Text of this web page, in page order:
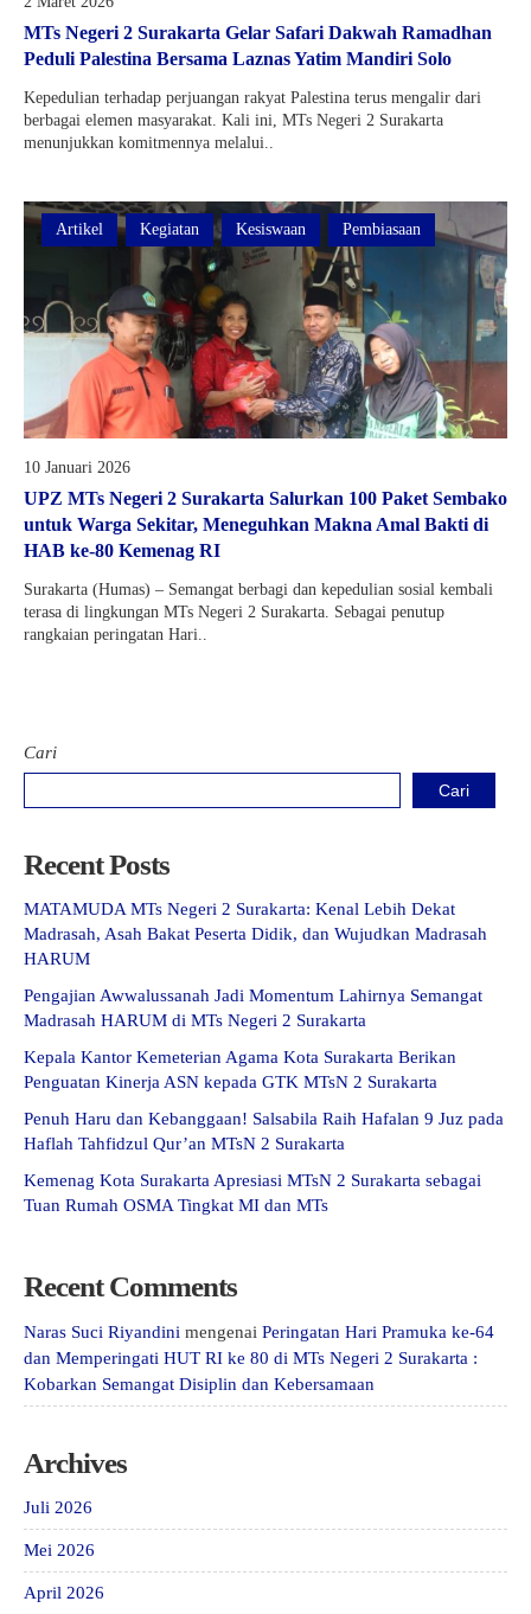
Kartu Tes PMBM
MTs Negeri 2 Surakarta Gelar Safari Dakwah Ramadhan
Peduli Palestina Bersama Laznas Yatim Mandiri Solo
Kepedulian terhadap perjuangan rakyat Palestina terus mengalir dari
berbagai elemen masyarakat. Kali ini, MTs Negeri 2 Surakarta
menunjukkan komitmennya melalui..
Artikel Kegiatan Kesiswaan Pembiasaan
10 Januari 2026
UPZ MTs Negeri 2 Surakarta Salurkan 100 Paket Sembako
untuk Warga Sekitar, Meneguhkan Makna Amal Bakti di
HAB ke-80 Kemenag RI
Surakarta (Humas) – Semangat berbagi dan kepedulian sosial kembali
terasa di lingkungan MTs Negeri 2 Surakarta. Sebagai penutup
rangkaian peringatan Hari..
Cari
Cari
Recent Posts
MATAMUDA MTs Negeri 2 Surakarta: Kenal Lebih Dekat
Madrasah, Asah Bakat Peserta Didik, dan Wujudkan Madrasah
HARUM
Pengajian Awwalussanah Jadi Momentum Lahirnya Semangat
Madrasah HARUM di MTs Negeri 2 Surakarta
Kepala Kantor Kemeterian Agama Kota Surakarta Berikan
Penguatan Kinerja ASN kepada GTK MTsN 2 Surakarta
Penuh Haru dan Kebanggaan! Salsabila Raih Hafalan 9 Juz pada
Haflah Tahfidzul Qur’an MTsN 2 Surakarta
Kemenag Kota Surakarta Apresiasi MTsN 2 Surakarta sebagai
Tuan Rumah OSMA Tingkat MI dan MTs
Recent Comments
Naras Suci Riyandini mengenai Peringatan Hari Pramuka ke-64
dan Memperingati HUT RI ke 80 di MTs Negeri 2 Surakarta :
Kobarkan Semangat Disiplin dan Kebersamaan
Archives
Juli 2026
Mei 2026
April 2026